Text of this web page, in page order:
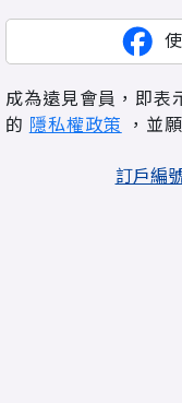
成為遠見會員，即表
的 隱私權政策 ，並
訂戶編